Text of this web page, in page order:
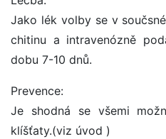
Jako lék volby se v
chitinu a intravenózně
dobu 7-10 dnů.
Prevence:
Je shodná se všemi
klíšťaty.(viz úvod )